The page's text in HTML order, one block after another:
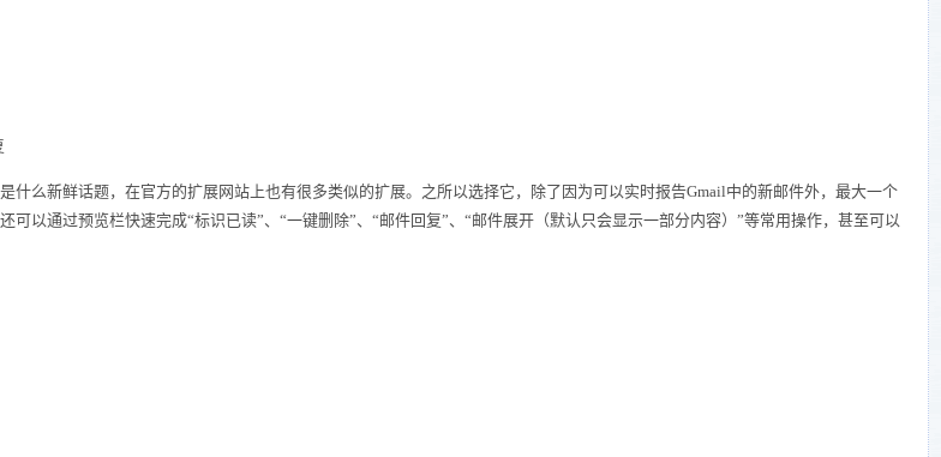
么新鲜话题，在官方的扩展网站上也有很多类似的扩展。之所以选择它，除了因为可以实时报告Gmail中的新邮件外，最大一个
可以通过预览栏快速完成“标识已读”、“一键删除”、“邮件回复”、“邮件展开（默认只会显示一部分内容）”等常用操作，甚至可以